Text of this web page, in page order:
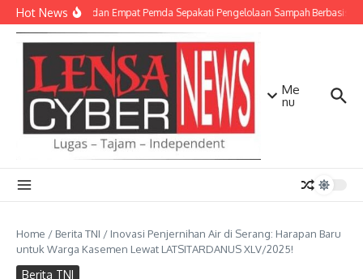
Lewati ke konten
Hot NewsTNI AD dan Empat Pemda Sepakati Pengelolaan Sampah Berbasis
Me
nu
Home / Berita TNI / Inovasi Penjernihan Air di Serang: Harapan Baru
untuk Warga Kasemen Lewat LATSITARDANUS XLV/2025!
Berita TNI